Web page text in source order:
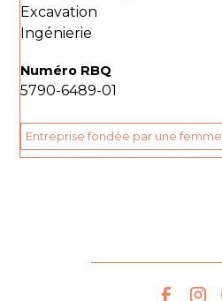
Excavation
Ingénierie
Numéro RBQ
5790-6489-01
Entreprise fondée par une femme